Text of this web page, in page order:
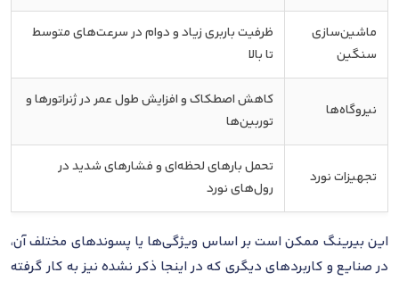
ماشین‌سازی
سنگین
ظرفیت باربری زیاد و دوام در سرعت‌های متوسط
تا بالا
نیروگاه‌ها
کاهش اصطکاک و افزایش طول عمر در ژنراتورها و
توربین‌ها
تجهیزات نورد
تحمل بارهای لحظه‌ای و فشارهای شدید در
رول‌های نورد
این بیرینگ ممکن است بر اساس ویژگی‌ها یا پسوندهای مختلف آن،
در صنایع و کاربردهای دیگری که در اینجا ذکر نشده نیز به کار گرفته